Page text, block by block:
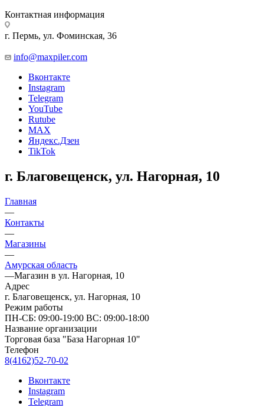
Контактная информация
г. Пермь, ул. Фоминская, 36
info@maxpiler.com
Вконтакте
Instagram
Telegram
YouTube
Rutube
MAX
Яндекс.Дзен
TikTok
г. Благовещенск, ул. Нагорная, 10
Главная
—
Контакты
—
Магазины
—
Амурская область
—Магазин в ул. Нагорная, 10
Адрес
г. Благовещенск, ул. Нагорная, 10
Режим работы
ПН-СБ: 09:00-19:00 ВС: 09:00-18:00
Название организации
Торговая база "База Нагорная 10"
Телефон
8(4162)52-70-02
Вконтакте
Instagram
Telegram